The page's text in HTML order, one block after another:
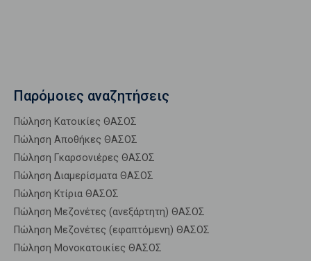
Παρόμοιες αναζητήσεις
Πώληση Κατοικίες ΘΑΣΟΣ
Πώληση Αποθήκες ΘΑΣΟΣ
Πώληση Γκαρσονιέρες ΘΑΣΟΣ
Πώληση Διαμερίσματα ΘΑΣΟΣ
Πώληση Κτίρια ΘΑΣΟΣ
Πώληση Μεζονέτες (ανεξάρτητη) ΘΑΣΟΣ
Πώληση Μεζονέτες (εφαπτόμενη) ΘΑΣΟΣ
Πώληση Μονοκατοικίες ΘΑΣΟΣ